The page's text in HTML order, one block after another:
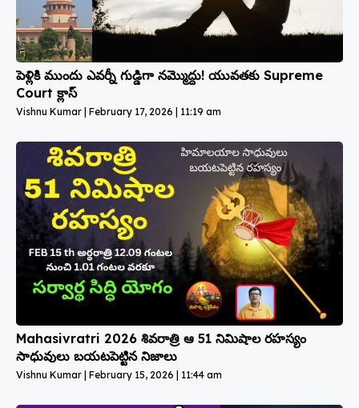
పెళ్లికి ముందు ఎవర్నీ గుడ్డిగా నమ్మొద్దు! యువతకు Supreme
Court క్లాస్
Vishnu Kumar February 17, 2026 11:19 am
Mahasivratri 2026 శివరాత్రి ఆ 51 నిమిషాల రహస్యం
సాధువులు బయటపెట్టిన నిజాలు
Vishnu Kumar February 15, 2026 11:44 am